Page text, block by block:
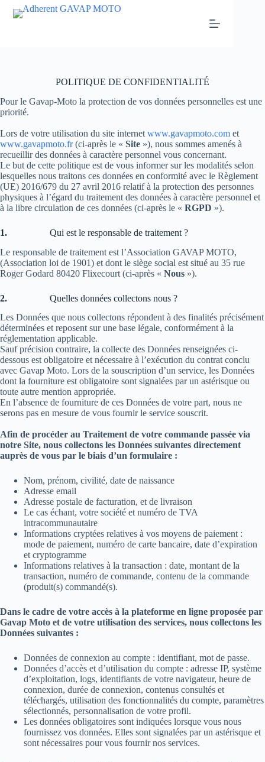
POLITIQUE DE CONFIDENTIALITÉ
Pour le Gavap-Moto la protection de vos données personnelles est une
priorité.
Lors de votre utilisation du site internet www.gavapmoto.com et
www.gavapmoto.fr(ci-après le « Site »), nous sommes amenés à
recueillir des données à caractère personnel vous concernant.
Le but de cette politique est de vous informer sur les modalités selon
lesquelles nous traitons ces données en conformité avec le Règlement
(UE) 2016/679 du 27 avril 2016 relatif à la protection des personnes
physiques à l’égard du traitement des données à caractère personnel et
à la libre circulation de ces données (ci-après le « RGPD »).
1. Qui est le responsable de traitement ?
Le responsable de traitement est l’Association GAVAP MOTO,
(Association loi de 1901) et dont le siège social est situé au 35 rue
Roger Godard 80420 Flixecourt (ci-après « Nous »).
2. Quelles données collectons nous ?
Les Données que nous collectons répondent à des finalités précisément
déterminées et reposent sur une base légale, conformément à la
réglementation applicable.
Sauf précision contraire, la collecte des Données renseignées ci-
dessous est obligatoire et nécessaire à l’exécution du contrat conclu
avec Gavap Moto. Lors de la souscription d’un service, les Données
dont la fourniture est obligatoire sont signalées par un astérisque ou
toute autre mention appropriée.
En l’absence de fourniture de ces Données de votre part, nous ne
serons pas en mesure de vous fournir le service souscrit.
Afin de procéder au Traitement de votre commande passée via
notre Site, nous collectons les Données suivantes directement
auprès de vous par le biais d’un formulaire :
Nom, prénom, civilité, date de naissance
Adresse email
Adresse postale de facturation, et de livraison
Le cas échant, votre société et numéro de TVA
intracommunautaire
Informations cryptées relatives à vos moyens de paiement :
mode de paiement, numéro de carte bancaire, date d’expiration
et cryptogramme
Informations relatives à la transaction : date, montant de la
transaction, numéro de commande, contenu de la commande
(produit(s) commandé(s).
Dans le cadre de votre accès à la plateforme en ligne proposée par
Gavap Moto et de votre utilisation des services, nous collectons les
Données suivantes :
Données de connexion au compte : identifiant, mot de passe.
Données d’accès et d’utilisation du compte : adresse IP, système
d’exploitation, logs, identifiants de votre navigateur, heure de
connexion, durée de connexion, contenus consultés et
téléchargés, utilisation des fonctionnalités du compte, paramètres
sélectionnés, personnalisation de votre profil.
Les données obligatoires sont indiquées lorsque vous nous
fournissez vos données. Elles sont signalées par un astérisque et
sont nécessaires pour vous fournir nos services.